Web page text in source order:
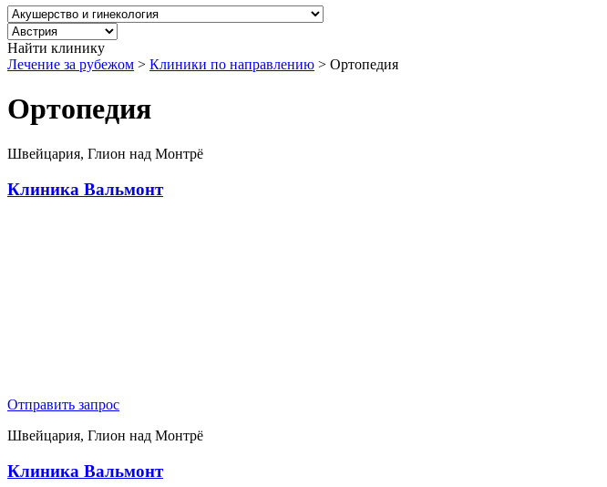
Найти клинику
Лечение за рубежом > Клиники по направлению > Ортопедия
Ортопедия
Швейцария, Глион над Монтрё
Клиника Вальмонт
Отправить запрос
Швейцария, Глион над Монтрё
Клиника Вальмонт